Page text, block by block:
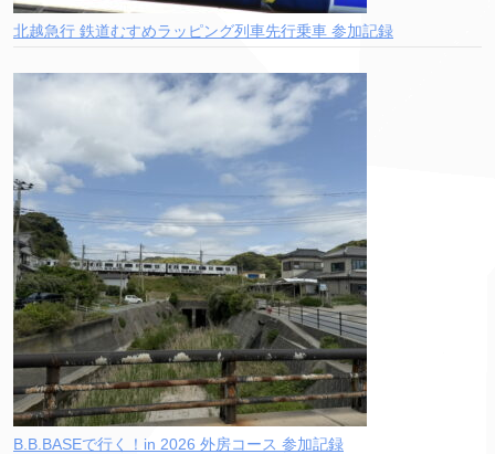
北越急行 鉄道むすめラッピング列車先行乗車 参加記録
B.B.BASEで行く！in 2026 外房コース 参加記録